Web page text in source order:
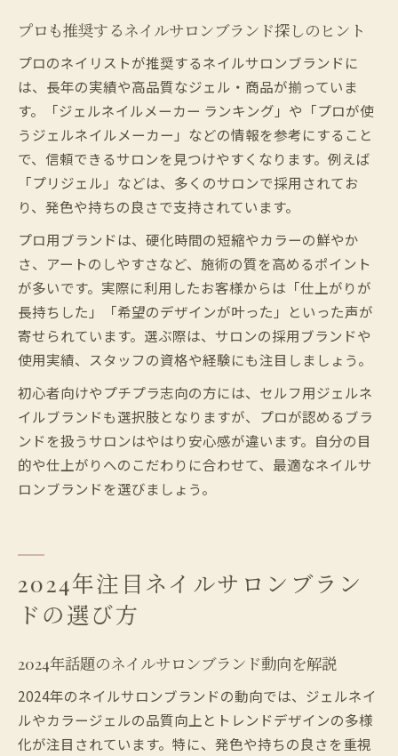
プロも推奨するネイルサロンブランド探しのヒント
プロのネイリストが推奨するネイルサロンブランドに
は、長年の実績や高品質なジェル・商品が揃っていま
す。「ジェルネイルメーカー ランキング」や「プロが使
うジェルネイルメーカー」などの情報を参考にすること
で、信頼できるサロンを見つけやすくなります。例えば
「プリジェル」などは、多くのサロンで採用されてお
り、発色や持ちの良さで支持されています。
プロ用ブランドは、硬化時間の短縮やカラーの鮮やか
さ、アートのしやすさなど、施術の質を高めるポイント
が多いです。実際に利用したお客様からは「仕上がりが
長持ちした」「希望のデザインが叶った」といった声が
寄せられています。選ぶ際は、サロンの採用ブランドや
使用実績、スタッフの資格や経験にも注目しましょう。
初心者向けやプチプラ志向の方には、セルフ用ジェルネ
イルブランドも選択肢となりますが、プロが認めるブラ
ンドを扱うサロンはやはり安心感が違います。自分の目
的や仕上がりへのこだわりに合わせて、最適なネイルサ
ロンブランドを選びましょう。
2024年注目ネイルサロンブラン
ドの選び方
2024年話題のネイルサロンブランド動向を解説
2024年のネイルサロンブランドの動向では、ジェルネイ
ルやカラージェルの品質向上とトレンドデザインの多様
化が注目されています。特に、発色や持ちの良さを重視